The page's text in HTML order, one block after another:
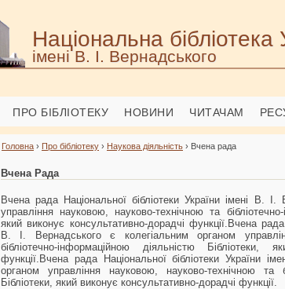
Національна бібліотека
імені В. І. Вернадського
ПРО БІБЛІОТЕКУ НОВИНИ ЧИТАЧАМ
Головна › Про бібліотеку › Наукова діяльність › Вчена рада
Вчена Рада
Вчена рада Національної бібліотеки України імені В.
управління науковою, науково-технічною та
який виконує консультативно-дорадчі функції.Вчена рада
В. І. Вернадського є колегіальним органом
бібліотечно-інформаційною діяльністю Бібліотеки,
функції.Вчена рада Національної бібліотеки України
органом управління науковою, науково-технічною та
Бібліотеки, який виконує консультативно-дорадчі функції.